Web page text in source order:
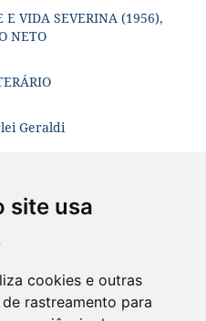
site usa
cookies e outras
rastreamento para
E VIDA SEVERINA (1956),
NETO
Geraldi
(versão impressa) e